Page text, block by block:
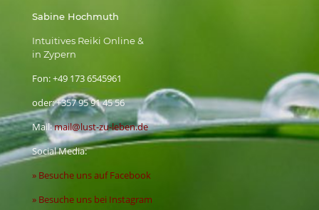
Sabine Hochmuth
Intuitives Reiki Online &
in Zypern
Fon:+49 173 6545961
oder:+357 95 91 45 56
Mail:mail@lust-zu-leben.de
Social Media:
» Besuche uns auf Facebook
» Besuche uns bei Instagram